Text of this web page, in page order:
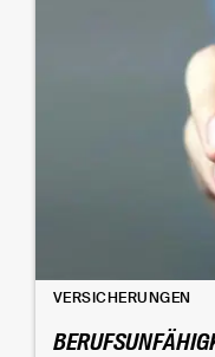
VERSICHERUNGEN